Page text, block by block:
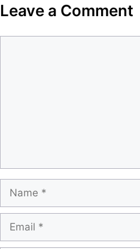
Leave a Comment